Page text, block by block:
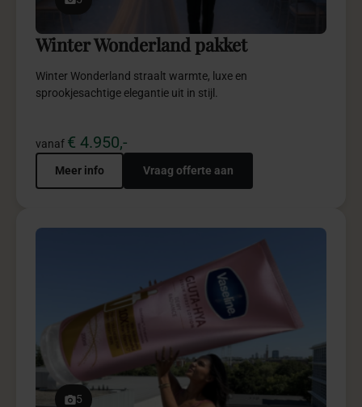
Winter Wonderland pakket
Winter Wonderland straalt warmte, luxe en
sprookjesachtige elegantie uit in stijl.
vanaf € 4.950,-
Meer info Vraag offerte aan
5